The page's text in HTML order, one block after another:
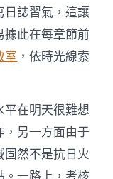
日誌習氣，這讓
據此在每章節前
室 ，依時光線索
平在明天很難想
，另一方面由于
固然不是抗日火